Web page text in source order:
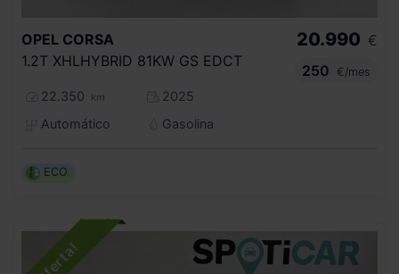
OPEL CORSA
1.2T XHLHYBRID 81KW GS EDCT
22.350 km
2025
Automático
Gasolina
20.990 €
250
€/mes
ECO